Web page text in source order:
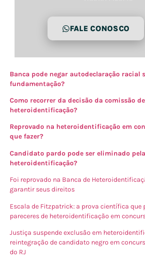
FALE CONOSCO
Banca pode negar autodeclaração racial
fundamentação?
Como recorrer da decisão da comissão de
heteroidentificação?
Reprovado na heteroidentificação em
que fazer?
Candidato pardo pode ser eliminado
heteroidentificação?
Foi reprovado na Banca de
garantir seus direitos
Escala de Fitzpatrick: a prova científica que
pareceres de heteroidentificação em
Justiça suspende exclusão em
reintegração de candidato negro em
do RJ